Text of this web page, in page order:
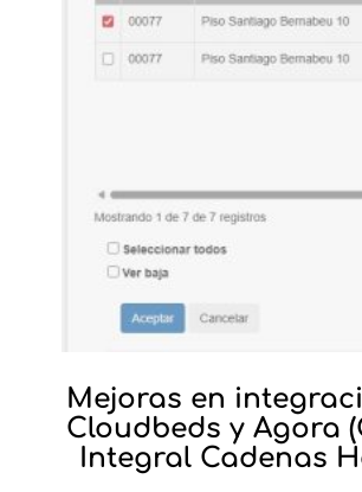
Mejoras en
Cloudbeds y Agora
Integral Cadenas